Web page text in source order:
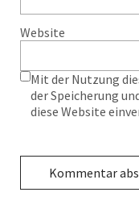
Website
Mit der Nutzung
der Speicherung
diese Website